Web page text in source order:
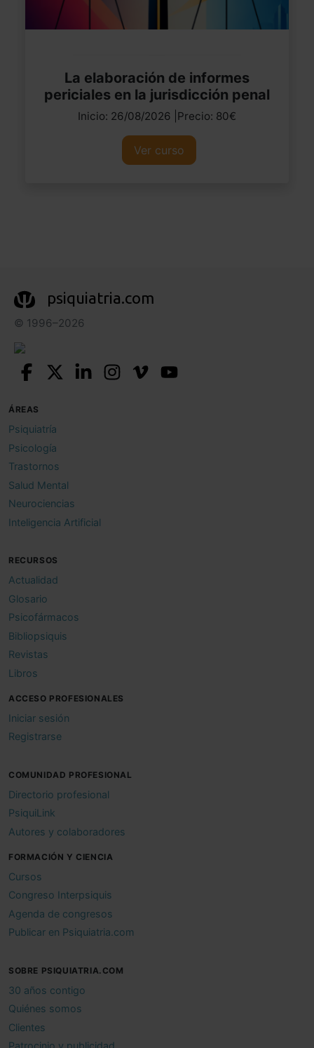
La elaboración de informes
periciales en la jurisdicción penal
Inicio: 26/08/2026 |Precio: 80€
Ver curso
psiquiatria.com
© 1996–2026
ÁREAS
Psiquiatría
Psicología
Trastornos
Salud Mental
Neurociencias
Inteligencia Artificial
RECURSOS
Actualidad
Glosario
Psicofármacos
Bibliopsiquis
Revistas
Libros
ACCESO PROFESIONALES
Iniciar sesión
Registrarse
COMUNIDAD PROFESIONAL
Directorio profesional
PsiquiLink
Autores y colaboradores
FORMACIÓN Y CIENCIA
Cursos
Congreso Interpsiquis
Agenda de congresos
Publicar en Psiquiatria.com
SOBRE PSIQUIATRIA.COM
30 años contigo
Quiénes somos
Clientes